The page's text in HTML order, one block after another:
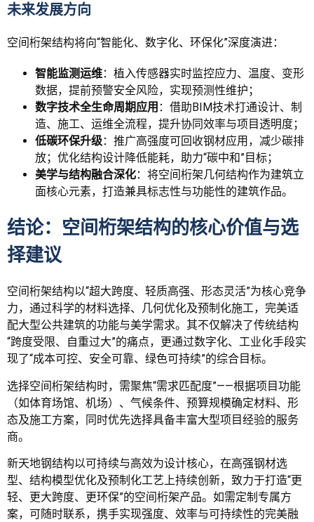
未来发展方向
空间桁架结构将向“智能化、数字化、环保化”深度演进：
智能监测运维：植入传感器实时监控应力、温度、变形
数据，提前预警安全风险，实现预测性维护；
数字技术全生命周期应用 ：借助BIM技术打通设计、制
造、施工、运维全流程，提升协同效率与项目透明度；
低碳环保升级：推广高强度可回收钢材应用，减少碳排
放；优化结构设计降低能耗，助力“碳中和”目标；
美学与结构融合深化：将空间桁架几何结构作为建筑立
面核心元素，打造兼具标志性与功能性的建筑作品。
结论：空间桁架结构的核心价值与选
择建议
空间桁架结构以“超大跨度、轻质高强、形态灵活”为核心竞争
力，通过科学的材料选择、几何优化及预制化施工，完美适
配大型公共建筑的功能与美学需求。其不仅解决了传统结构
“跨度受限、自重过大”的痛点，更通过数字化、工业化手段实
现了“成本可控、安全可靠、绿色可持续”的综合目标。
选择空间桁架结构时，需聚焦“需求匹配度”——根据项目功能
（如体育场馆、机场）、气候条件、预算规模确定材料、形
态及施工方案，同时优先选择具备丰富大型项目经验的服务
商。
新天地钢结构以可持续与高效为设计核心，在高强钢材选
型、结构模型优化及预制化工艺上持续创新，致力于打造“更
轻、更大跨度、更环保”的空间桁架产品。如需定制专属方
案，可随时联系，携手实现强度、效率与可持续性的完美融